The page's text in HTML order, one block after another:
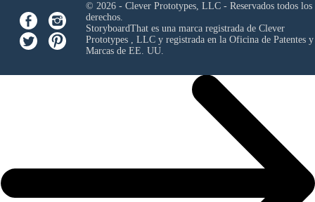
© 2026 - Clever Prototypes, LLC - Reservados todos los
derechos.
StoryboardThat es una marca registrada de Clever
Prototypes , LLCy registrada en la Oficina de Patentes y
Marcas de EE. UU.